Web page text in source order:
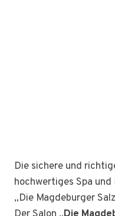
Die sichere und
hochwertiges Spa und
„Die Magdeburger